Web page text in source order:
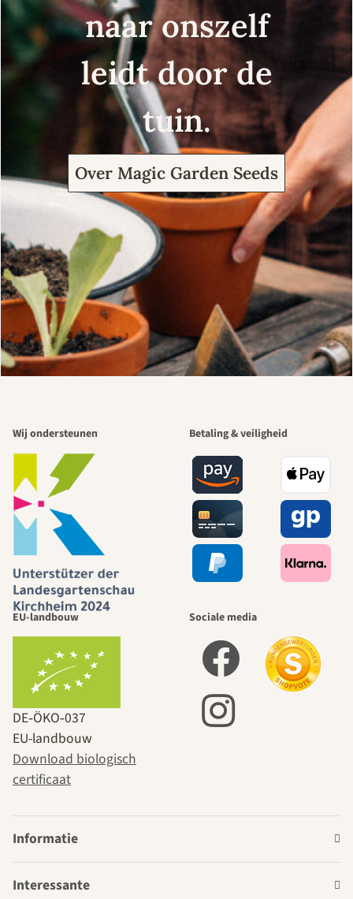
naar onszelf
leidt door de
tuin.
Over Magic Garden Seeds
Wij ondersteunen Betaling & veiligheid
EU-landbouw
DE‑ÖKO‑037
EU-landbouw
Download biologisch
certificaat
Sociale media
Informatie
Interessante